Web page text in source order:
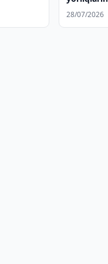
28/07/2026